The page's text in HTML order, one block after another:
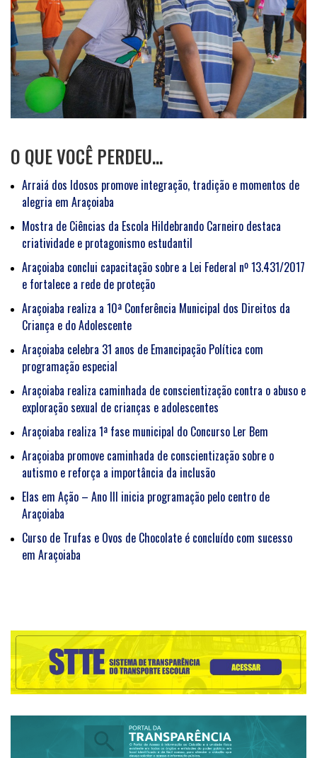
O QUE VOCÊ PERDEU…
Arraiá dos Idosos promove integração, tradição e momentos de
alegria em Araçoiaba
Mostra de Ciências da Escola Hildebrando Carneiro destaca
criatividade e protagonismo estudantil
Araçoiaba conclui capacitação sobre a Lei Federal nº 13.431/2017
e fortalece a rede de proteção
Araçoiaba realiza a 10ª Conferência Municipal dos Direitos da
Criança e do Adolescente
Araçoiaba celebra 31 anos de Emancipação Política com
programação especial
Araçoiaba realiza caminhada de conscientização contra o abuso e
exploração sexual de crianças e adolescentes
Araçoiaba realiza 1ª fase municipal do Concurso Ler Bem
Araçoiaba promove caminhada de conscientização sobre o
autismo e reforça a importância da inclusão
Elas em Ação – Ano III inicia programação pelo centro de
Araçoiaba
Curso de Trufas e Ovos de Chocolate é concluído com sucesso
em Araçoiaba